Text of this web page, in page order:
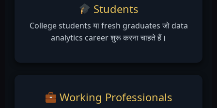
Students
College students या fresh graduates जो data
analytics career शुरू करना चाहते हैं।
Working Professionals